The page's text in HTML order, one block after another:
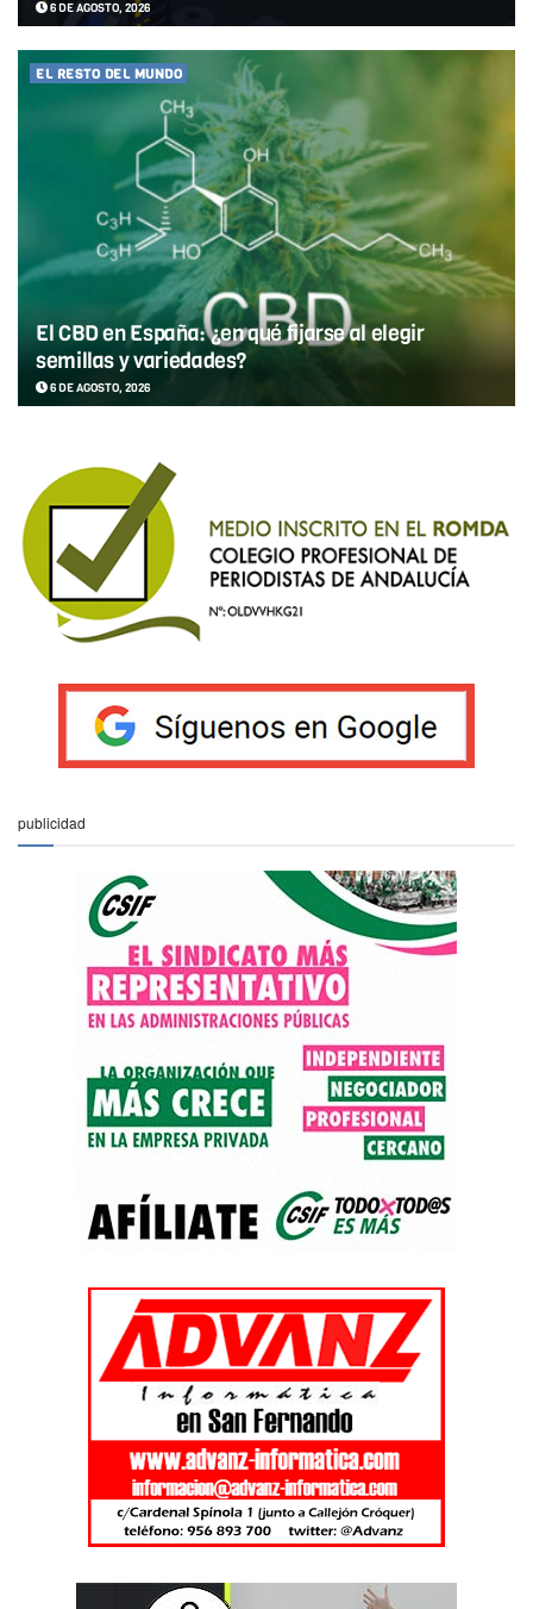
6 DE AGOSTO, 2026
EL RESTO DEL MUNDO
El CBD en España: ¿en qué fijarse al elegir
semillas y variedades?
6 DE AGOSTO, 2026
publicidad